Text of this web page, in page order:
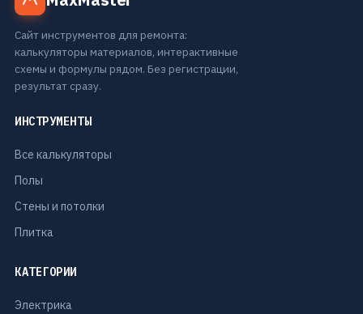
Сайт инструментов для ремонта:
калькуляторы материалов, интерактивные
схемы и формулы рядом. Без регистрации,
результат сразу.
ИНСТРУМЕНТЫ
Все калькуляторы
Полы
Стены и потолки
Плитка
КАТЕГОРИИ
Электрика